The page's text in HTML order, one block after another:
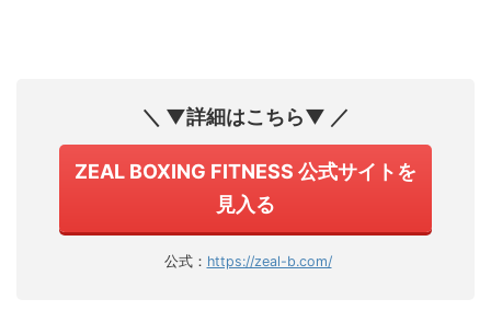
＼ ▼詳細はこちら▼ ／
ZEAL BOXING FITNESS 公式サイトを
見入る
公式： https://zeal-b.com/